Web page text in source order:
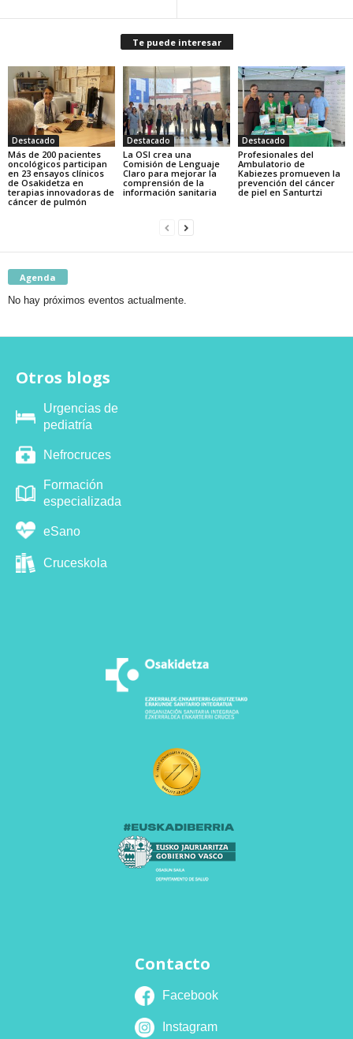
Te puede interesar
Destacado
Más de 200 pacientes
oncológicos participan
en 23 ensayos clínicos
de Osakidetza en
terapias innovadoras de
cáncer de pulmón
Destacado
La OSI crea una
Comisión de Lenguaje
Claro para mejorar la
comprensión de la
información sanitaria
Destacado
Profesionales del
Ambulatorio de
Kabiezes promueven la
prevención del cáncer
de piel en Santurtzi
Agenda
No hay próximos eventos actualmente.
Otros blogs
Urgencias de
pediatría
Nefrocruces
Formación
especializada
eSano
Cruceskola
Contacto
Facebook
Instagram